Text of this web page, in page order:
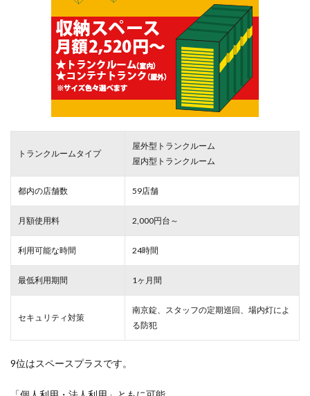
トランクルームタイプ
屋外型トランクルーム
屋内型トランクルーム
都内の店舗数 59店舗
月額使用料 2,000円台～
利用可能な時間 24時間
最低利用期間 1ヶ月間
セキュリティ対策
南京錠、スタッフの定期巡回、場内灯によ
る防犯
9位はスペースプラスです。